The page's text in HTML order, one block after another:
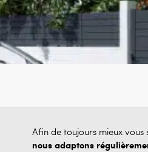
Afin de toujours mieux vous
nous adaptons